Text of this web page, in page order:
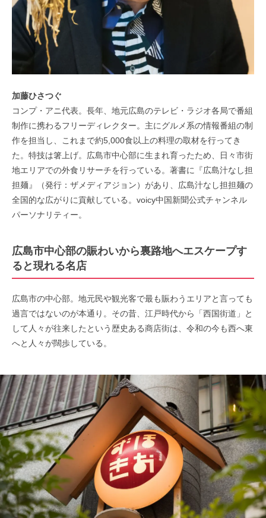
加藤ひさつぐ
コンプ・アニ代表。長年、地元広島のテレビ・ラジオ各局で番組
制作に携わるフリーディレクター。主にグルメ系の情報番組の制
作を担当し、これまで約5,000食以上の料理の取材を行ってき
た。特技は箸上げ。広島市中心部に生まれ育ったため、日々市街
地エリアでの外食リサーチを行っている。著書に『広島汁なし担
担麺』（発行：ザメディアジョン）があり、広島汁なし担担麺の
全国的な広がりに貢献している。voicy中国新聞公式チャンネル
パーソナリティー。
広島市中心部の賑わいから裏路地へエスケープす
ると現れる名店
広島市の中心部。地元民や観光客で最も賑わうエリアと言っても
過言ではないのが本通り。その昔、江戸時代から「西国街道」と
して人々が往来したという歴史ある商店街は、令和の今も西へ東
へと人々が闊歩している。